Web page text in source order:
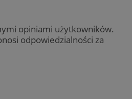
opiniami użytkowników.
odpowiedzialności za